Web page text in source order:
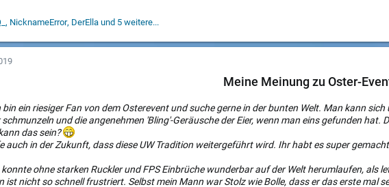
, NicknameError, DerElla und 5 weitere...
Meine Meinung zu Oster-
bin ein riesiger Fan von dem Osterevent und suche gerne in der bunten Welt. Man kann
schmunzeln und die angenehmen 'Bling'-Geräusche der Eier, wenn man eins gefunden
das sein?
auch in der Zukunft, dass diese UW Tradition weitergeführt wird. Ihr habt es super
konnte ohne starken Ruckler und FPS Einbrüche wunderbar auf der Welt herumlaufen, als
ist nicht so schnell frustriert. Selbst mein Mann war Stolz wie Bolle, dass er das erste mal